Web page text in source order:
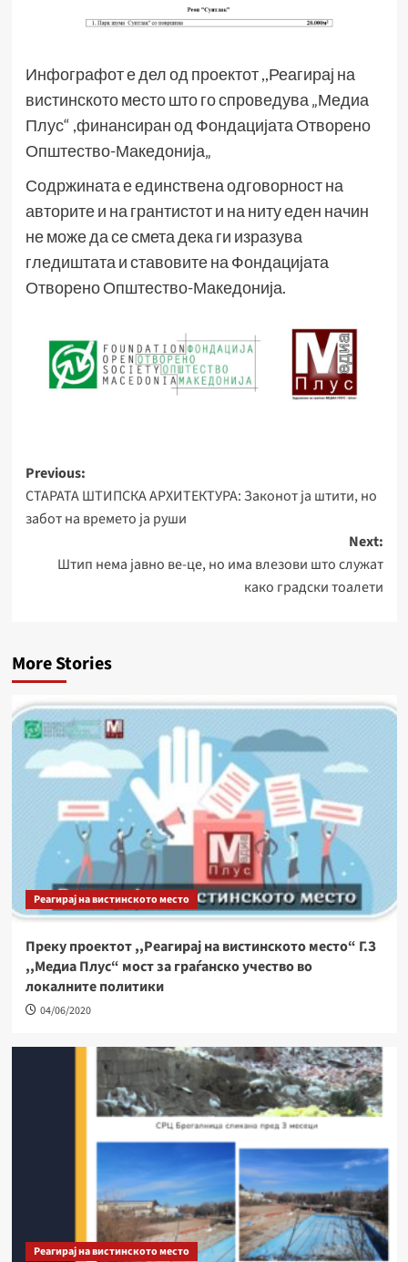
Инфографот е дел од проектот ,,Реагирај на
вистинското место што го спроведува „Медиа
Плус“ ,финансиран од Фондацијата Отворено
Општество-Македонија„
Содржината е единствена одговорност на
авторите и на грантистот и на ниту еден начин
не може да се смета дека ги изразува
гледиштата и ставовите на Фондацијата
Отворено Општество-Македонија.
Post
navigation
Previous:
СТАРАТА ШТИПСКА АРХИТЕКТУРА: Законот ја штити, но
забот на времето ја руши
Next:
Штип нема јавно ве-це, но има влезови што служат
како градски тоалети
More Stories
Реагирај на вистинското место
Преку проектот ,,Реагирај на вистинското место“ Г.З
,,Медиа Плус“ мост за граѓанско учество во
локалните политики
04/06/2020
Реагирај на вистинското место